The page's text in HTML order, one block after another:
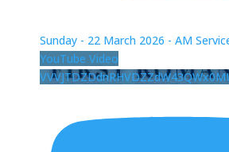
Sunday - 22 March 2026 - AM
YouTube Video